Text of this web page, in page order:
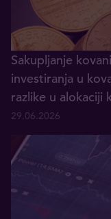
Sakupljanje
investiranja u
razlike u alokaciji
29.06.2026